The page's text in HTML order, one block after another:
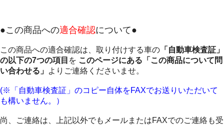
●この商品への適合確認について●
この商品への適合確認は、取り付けする車の 「自動車検査証」
の以下の7つの項目 を このページにある「この商品について問
い合わせる」 よりご連絡くださいませ。
(※「自動車検査証」のコピー自体をFAXでお送りいただいて
も構いません。）
尚、ご連絡は、上記以外でもメールまたはFAXでのご連絡も受